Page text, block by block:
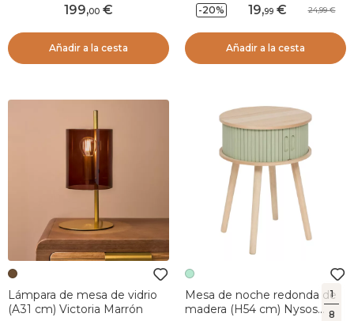
1
8
199,00
Añadir a la cesta
-20% 19,99 24,99
Añadir a la cesta
Lámpara de mesa de vidrio
(A31 cm) Victoria Marrón
Mesa de noche redonda de
madera (H54 cm) Nysos